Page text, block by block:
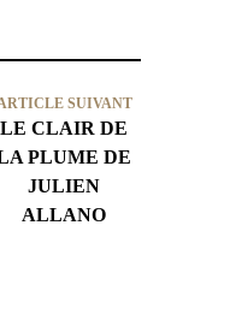
SUIVANT
LE CLAIR DE
PLUME DE
JULIEN
ALLANO